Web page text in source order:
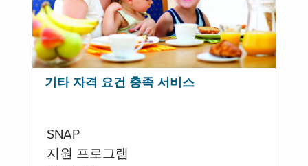
기타 자격 요건 충족 서비스
SNAP
지원 프로그램